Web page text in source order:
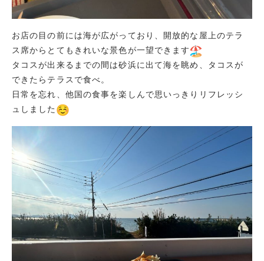
お店の目の前には海が広がっており、開放的な屋上のテラ
ス席からとてもきれいな景色が一望できます
タコスが出来るまでの間は砂浜に出て海を眺め、タコスが
できたらテラスで食べ。
日常を忘れ、他国の食事を楽しんで思いっきりリフレッシ
ュしました